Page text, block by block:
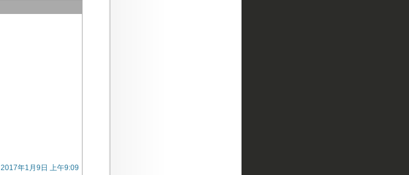
2017年1月9日 上午9:09